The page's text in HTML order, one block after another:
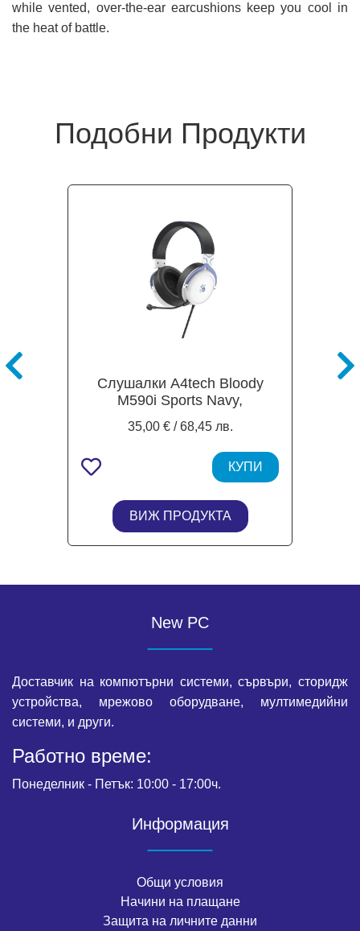
while vented, over-the-ear earcushions keep you cool in
the heat of battle.
Подобни Продукти
Слушалки А4tech Bloody
M590i Sports Navy,
микрофон, USB/3.5 mm жак
35,00 € / 68,45 лв.
КУПИ
ВИЖ ПРОДУКТА
New PC
Доставчик на компютърни системи, сървъри, сторидж
устройства, мрежово оборудване, мултимедийни
системи, и други.
Работно време:
Понеделник - Петък: 10:00 - 17:00ч.
Информация
Общи условия
Начини на плащане
Защита на личните данни